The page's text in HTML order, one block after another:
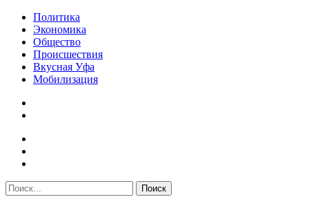
Политика
Экономика
Общество
Происшествия
Вкусная Уфа
Мобилизация